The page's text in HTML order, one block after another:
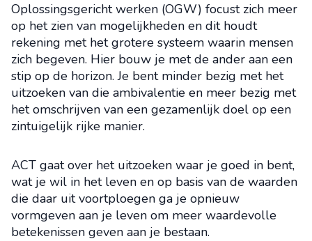
Oplossingsgericht werken (OGW) focust zich meer
op het zien van mogelijkheden en dit houdt
rekening met het grotere systeem waarin mensen
zich begeven. Hier bouw je met de ander aan een
stip op de horizon. Je bent minder bezig met het
uitzoeken van die ambivalentie en meer bezig met
het omschrijven van een gezamenlijk doel op een
zintuigelijk rijke manier.
ACT gaat over het uitzoeken waar je goed in bent,
wat je wil in het leven en op basis van de waarden
die daar uit voortploegen ga je opnieuw
vormgeven aan je leven om meer waardevolle
betekenissen geven aan je bestaan.